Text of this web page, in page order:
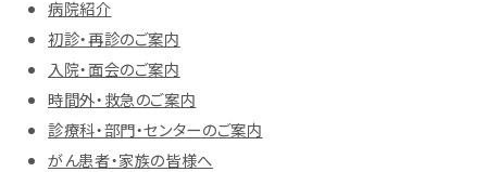
病院紹介
初診・再診のご案内
入院・面会のご案内
時間外・救急のご案内
診療科・部門・センターのご案内
がん患者・家族の皆様へ